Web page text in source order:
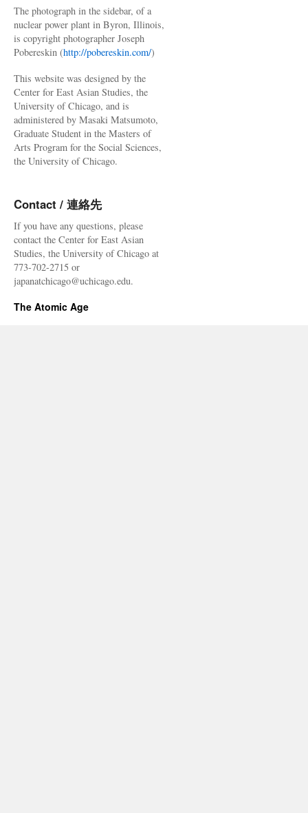
The photograph in the sidebar, of a
nuclear power plant in Byron, Illinois,
is copyright photographer Joseph
Pobereskin (http://pobereskin.com/)
This website was designed by the
Center for East Asian Studies, the
University of Chicago, and is
administered by Masaki Matsumoto,
Graduate Student in the Masters of
Arts Program for the Social Sciences,
the University of Chicago.
Contact / 連絡先
If you have any questions, please
contact the Center for East Asian
Studies, the University of Chicago at
773-702-2715 or
japanatchicago@uchicago.edu.
The Atomic Age